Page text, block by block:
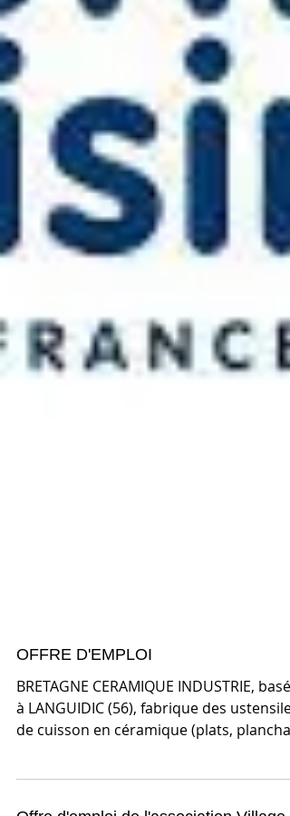
OFFRE D'EMPLOI
BRETAGNE CERAMIQUE INDUSTRIE, basée
de cuisson en céramique (plats,